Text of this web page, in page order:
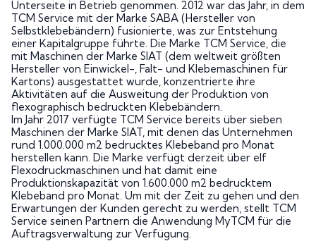
Unterseite in Betrieb genommen. 2012 war das Jahr, in dem
TCM Service mit der Marke SABA (Hersteller von
Selbstklebebändern) fusionierte, was zur Entstehung
einer Kapitalgruppe führte. Die Marke TCM Service, die
mit Maschinen der Marke SIAT (dem weltweit größten
Hersteller von Einwickel-, Falt- und Klebemaschinen für
Kartons) ausgestattet wurde, konzentrierte ihre
Aktivitäten auf die Ausweitung der Produktion von
flexographisch bedruckten Klebebändern.
Im Jahr 2017 verfügte TCM Service bereits über sieben
Maschinen der Marke SIAT, mit denen das Unternehmen
rund 1.000.000 m2 bedrucktes Klebeband pro Monat
herstellen kann. Die Marke verfügt derzeit über elf
Flexodruckmaschinen und hat damit eine
Produktionskapazität von 1.600.000 m2 bedrucktem
Klebeband pro Monat. Um mit der Zeit zu gehen und den
Erwartungen der Kunden gerecht zu werden, stellt TCM
Service seinen Partnern die Anwendung MyTCM für die
Auftragsverwaltung zur Verfügung.